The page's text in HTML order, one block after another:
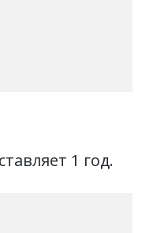
1 год.